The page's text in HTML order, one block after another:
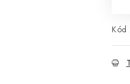
Kód